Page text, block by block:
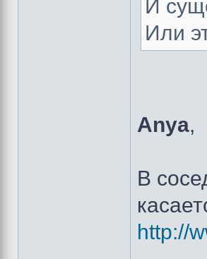
И
Или
Anya,
В
http://